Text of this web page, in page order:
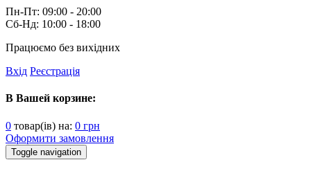
Пн-Пт: 09:00 - 20:00
Сб-Нд: 10:00 - 18:00
Працюємо без вихідних
Вхід Реєстрація
В Вашей корзине:
0 товар(ів) на: 0 грн
Оформити замовлення
Toggle navigation